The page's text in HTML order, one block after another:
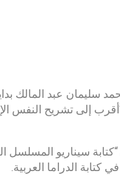
سليمان عبد المالك
“أقرب إلى تشريح النفس
الدراما العربية.